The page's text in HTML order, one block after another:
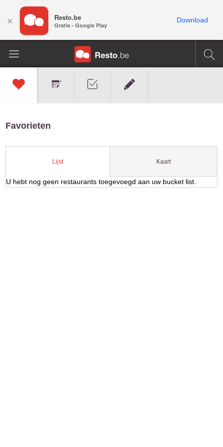
Favorieten
Lijst Kaart
U hebt nog geen restaurants toegevoegd aan uw bucket list.
× Resto.be
Gratis - Google Play
Download